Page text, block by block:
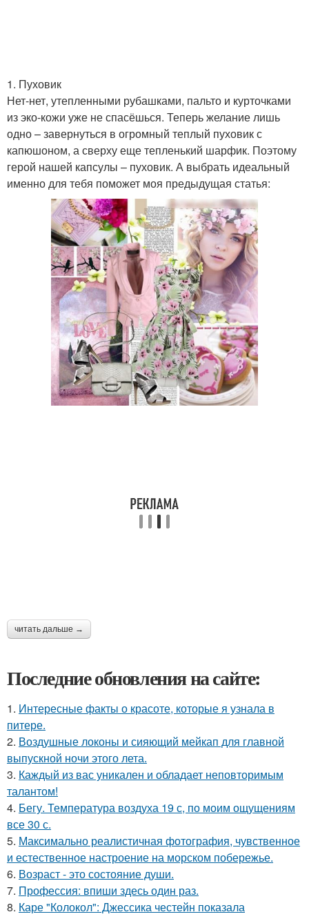
1. Пуховик
Нет-нет, утепленными рубашками, пальто и курточками
из эко-кожи уже не спасёшься. Теперь желание лишь
одно – завернуться в огромный теплый пуховик с
капюшоном, а сверху еще тепленький шарфик. Поэтому
герой нашей капсулы – пуховик. А выбрать идеальный
именно для тебя поможет моя предыдущая статья:
читать дальше →
Последние обновления на сайте:
1. Интересные факты о красоте, которые я узнала в
питере.
2. Воздушные локоны и сияющий мейкап для главной
выпускной ночи этого лета.
3. Каждый из вас уникален и обладает неповторимым
талантом!
4. Бегу. Температура воздуха 19 с, по моим ощущениям
все 30 с.
5. Максимально реалистичная фотография, чувственное
и естественное настроение на морском побережье.
6. Возраст - это состояние души.
7. Профессия: впиши здесь один раз.
8. Каре "Колокол": Джессика честейн показала